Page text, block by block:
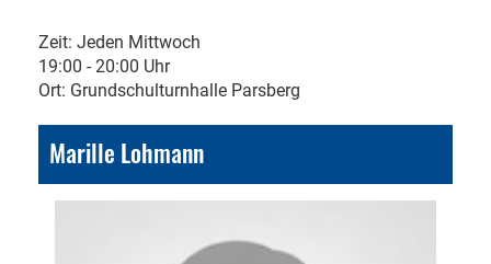
Zeit: Jeden Mittwoch
19:00 - 20:00 Uhr
Ort: Grundschulturnhalle Parsberg
Marille Lohmann